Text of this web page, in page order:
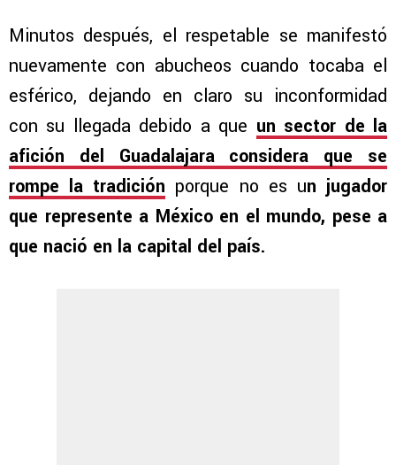
Minutos después, el respetable se manifestó
nuevamente con abucheos cuando tocaba el
esférico, dejando en claro su inconformidad
con su llegada debido a que un sector de la
afición del Guadalajara considera que se
rompe la tradición porque no es un jugador
que represente a México en el mundo, pese a
que nació en la capital del país.